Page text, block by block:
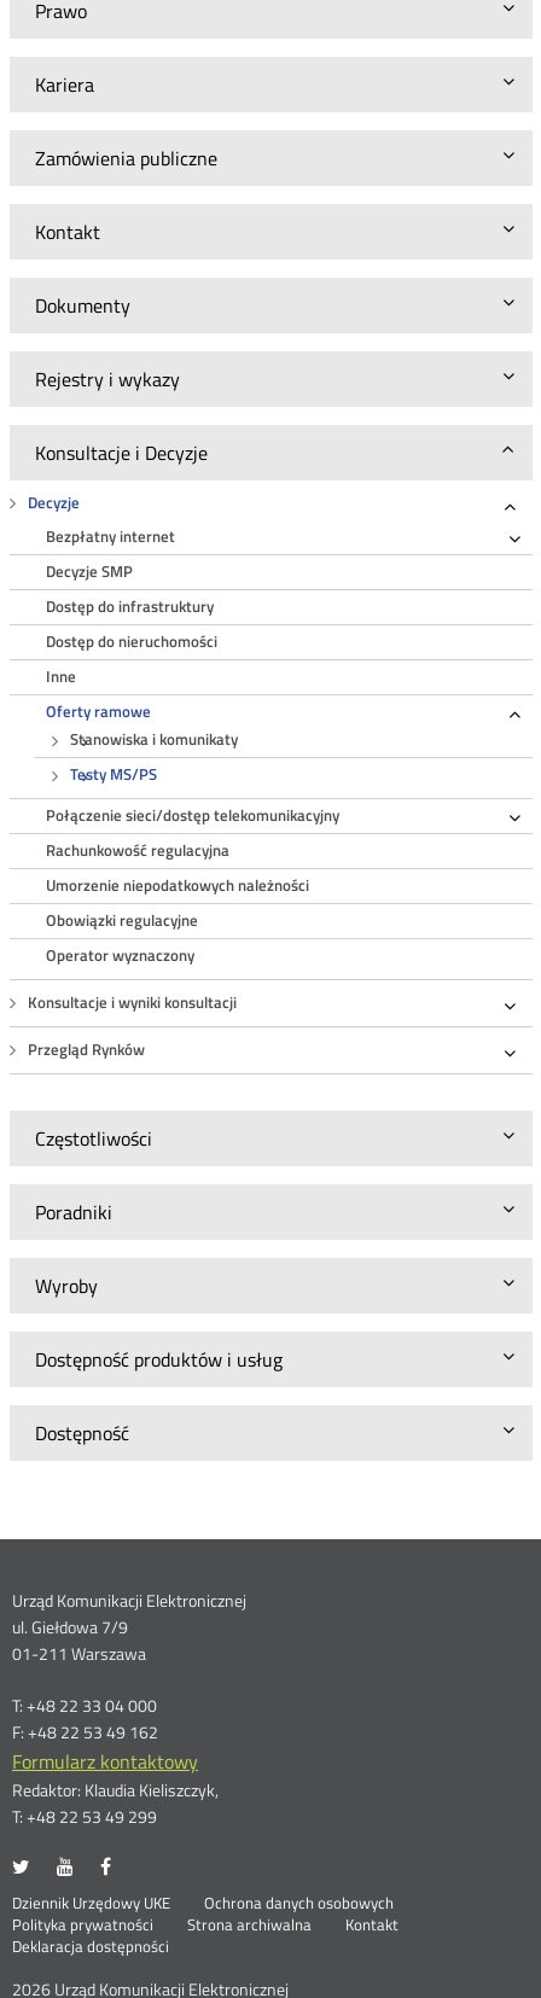
Prawo
Kariera
Zamówienia publiczne
Kontakt
Dokumenty
Rejestry i wykazy
Konsultacje i Decyzje
Decyzje
Bezpłatny internet
Decyzje SMP
Dostęp do infrastruktury
Dostęp do nieruchomości
Inne
Oferty ramowe
Stanowiska i komunikaty
Testy MS/PS
Połączenie sieci/dostęp telekomunikacyjny
Rachunkowość regulacyjna
Umorzenie niepodatkowych należności
Obowiązki regulacyjne
Operator wyznaczony
Konsultacje i wyniki konsultacji
Przegląd Rynków
Częstotliwości
Poradniki
Wyroby
Dostępność produktów i usług
Dostępność
Dane
kontaktowe
Urząd Komunikacji Elektronicznej
ul. Giełdowa 7/9
01-211 Warszawa
T: +48 22 33 04 000
F: +48 22 53 49 162
Formularz kontaktowy
Redaktor: Klaudia Kieliszczyk,
T: +48 22 53 49 299
UKE
portalu
Twitter
Otwórz
nowym
oknie
UKE
portalu
Youtube
Otwórz
nowym
oknie
portalu
Facebook
nowym
oknie
Stopka
menu
Dziennik Urzędowy UKE Otwórz
Ochrona danych osobowych
Polityka prywatności
Otwórz
w
oknie
Strona archiwalna
Kontakt
Deklaracja dostępności
2026 Urząd Komunikacji Elektronicznej